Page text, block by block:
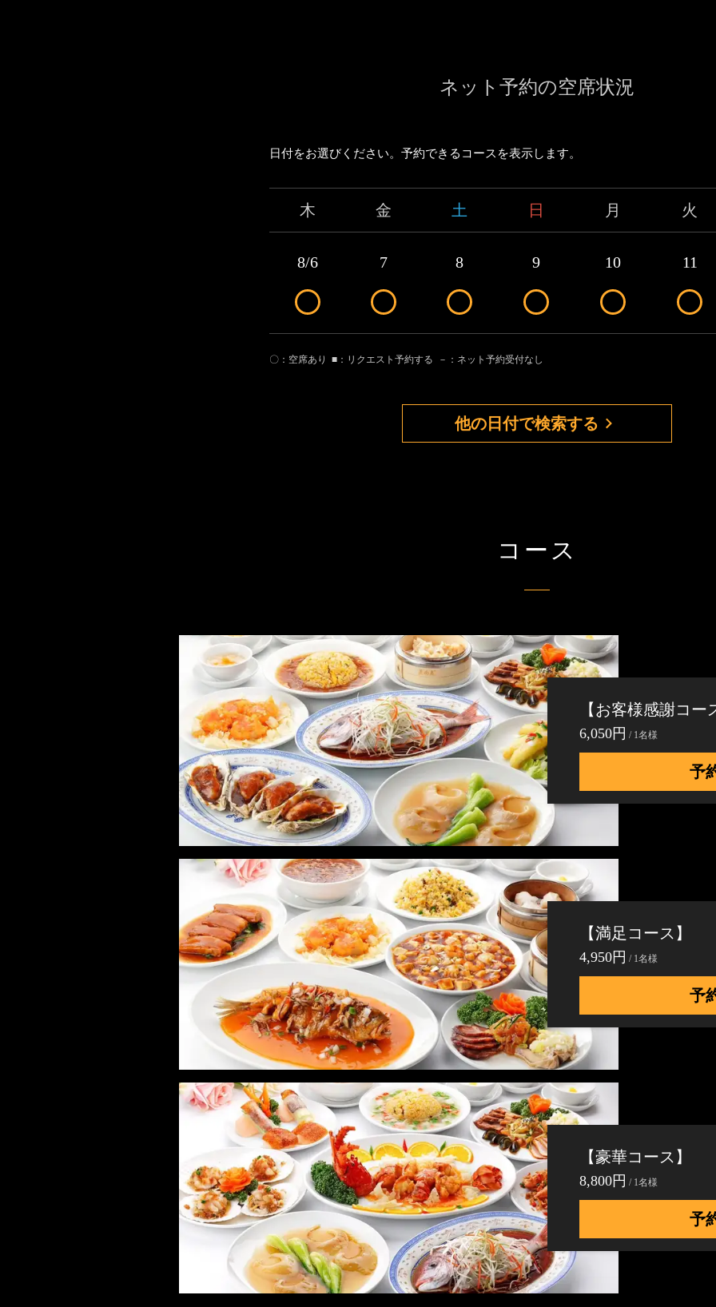
ネット予約の空席状況
日付をお選びください。予約できるコースを表示します。
木 金 土 日 月 火
8/6 7 8 9 10 11
〇：空席あり ■：リクエスト予約する －：ネット予約受付なし
他の日付で検索する
コース
【お客様感謝コー
6,050円 / 1名様
予
【満足コース】
4,950円 / 1名様
予
【豪華コース】
8,800円 / 1名様
予